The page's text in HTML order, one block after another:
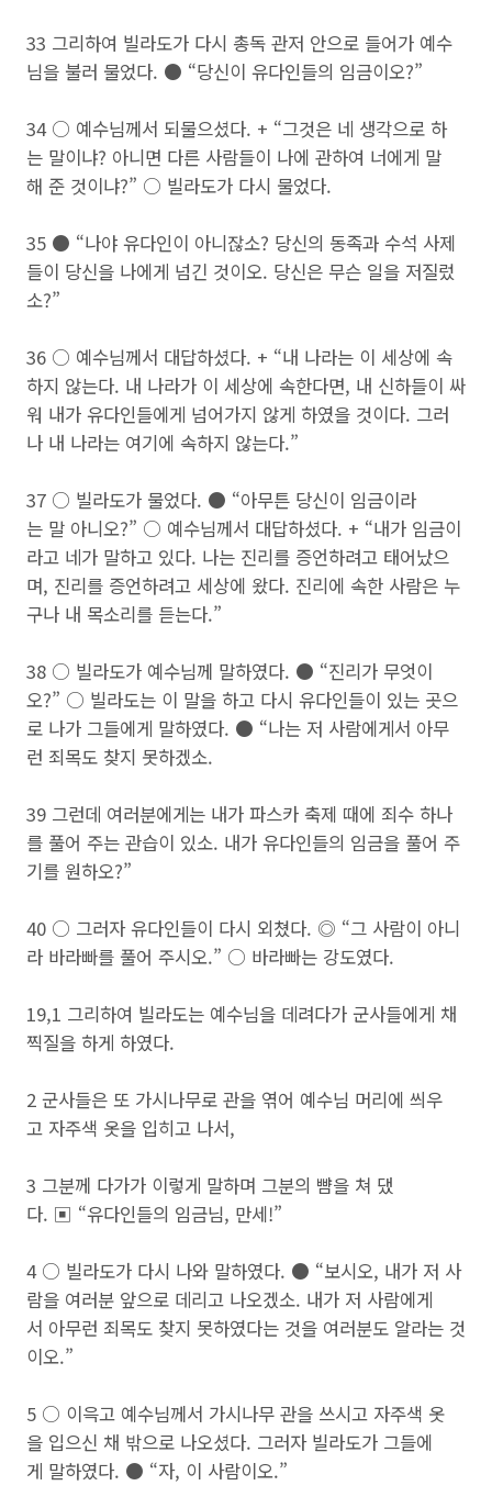
33 그리하여 빌라도가 다시 총독 관저 안으로 들어가 예수
님을 불러 물었다. ● “당신이 유다인들의 임금이오?”
34 ○ 예수님께서 되물으셨다. + “그것은 네 생각으로 하
는 말이냐? 아니면 다른 사람들이 나에 관하여 너에게 말
해 준 것이냐?” ○ 빌라도가 다시 물었다.
35 ● “나야 유다인이 아니잖소? 당신의 동족과 수석 사제
들이 당신을 나에게 넘긴 것이오. 당신은 무슨 일을 저질렀
소?”
36 ○ 예수님께서 대답하셨다. + “내 나라는 이 세상에 속
하지 않는다. 내 나라가 이 세상에 속한다면, 내 신하들이 싸
워 내가 유다인들에게 넘어가지 않게 하였을 것이다. 그러
나 내 나라는 여기에 속하지 않는다.”
37 ○ 빌라도가 물었다. ● “아무튼 당신이 임금이라
는 말 아니오?” ○ 예수님께서 대답하셨다. + “내가 임금이
라고 네가 말하고 있다. 나는 진리를 증언하려고 태어났으
며, 진리를 증언하려고 세상에 왔다. 진리에 속한 사람은 누
구나 내 목소리를 듣는다.”
38 ○ 빌라도가 예수님께 말하였다. ● “진리가 무엇이
오?” ○ 빌라도는 이 말을 하고 다시 유다인들이 있는 곳으
로 나가 그들에게 말하였다. ● “나는 저 사람에게서 아무
런 죄목도 찾지 못하겠소.
39 그런데 여러분에게는 내가 파스카 축제 때에 죄수 하나
를 풀어 주는 관습이 있소. 내가 유다인들의 임금을 풀어 주
기를 원하오?”
40 ○ 그러자 유다인들이 다시 외쳤다. ◎ “그 사람이 아니
라 바라빠를 풀어 주시오.” ○ 바라빠는 강도였다.
19,1 그리하여 빌라도는 예수님을 데려다가 군사들에게 채
찍질을 하게 하였다.
2 군사들은 또 가시나무로 관을 엮어 예수님 머리에 씌우
고 자주색 옷을 입히고 나서,
3 그분께 다가가 이렇게 말하며 그분의 뺨을 쳐 댔
다. ▣ “유다인들의 임금님, 만세!”
4 ○ 빌라도가 다시 나와 말하였다. ● “보시오, 내가 저 사
람을 여러분 앞으로 데리고 나오겠소. 내가 저 사람에게
서 아무런 죄목도 찾지 못하였다는 것을 여러분도 알라는 것
이오.”
5 ○ 이윽고 예수님께서 가시나무 관을 쓰시고 자주색 옷
을 입으신 채 밖으로 나오셨다. 그러자 빌라도가 그들에
게 말하였다. ● “자, 이 사람이오.”